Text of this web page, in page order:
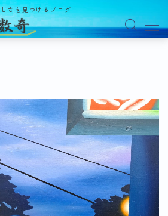
さを見つけるブログ
ペース